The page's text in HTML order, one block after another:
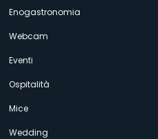
Enogastronomia
Webcam
Eventi
Ospitalità
Mice
Wedding